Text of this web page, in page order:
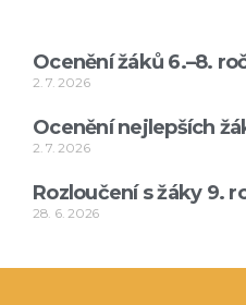
Ocenění žáků 6.–8.
2. 7. 2026
Ocenění nejlepších
2. 7. 2026
Rozloučení s žáky 9.
28. 6. 2026